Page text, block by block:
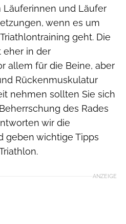
Läuferinnen und Läufer
wenn es um
geht. Die
eher in der
allem für die Beine, aber
Rückenmuskulatur
nehmen sollten Sie sich
des Rades
wir die
geben wichtige Tipps
ANZEIGE